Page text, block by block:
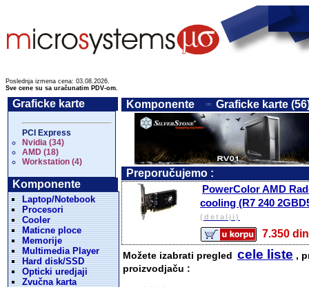
Poslednja izmena cena: 03.08.2026.
Sve cene su sa uračunatim PDV-om.
Graficke karte
PCI Express
Nvidia (34)
AMD (18)
Workstation (4)
Komponente
Laptop/Notebook
Procesori
Cooler
Maticne ploce
Memorije
Multimedia Player
Hard disk/SSD
Opticki uredjaji
Zvučna karta
Komponente Graficke karte
Preporučujemo :
PowerColor AMD
cooling (R7 240
(detalji)
7.350
Možete izabrati pregled cele liste ,
proizvodjaču :